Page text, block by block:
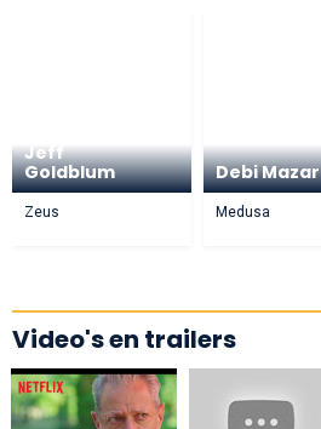
Jeff
Goldblum
Zeus
Debi Mazar
Medusa
Video's en trailers